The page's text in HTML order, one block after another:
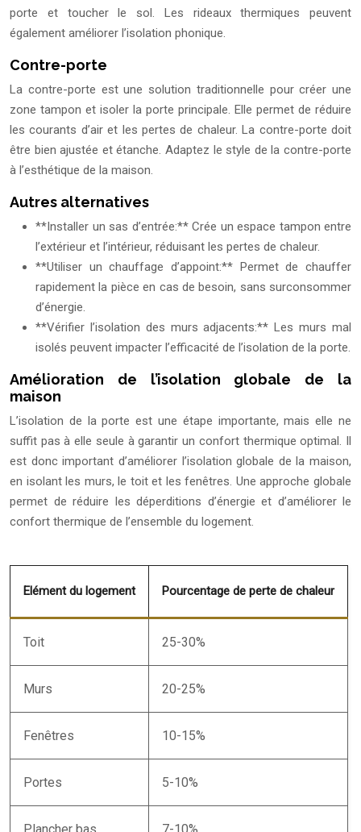
porte et toucher le sol. Les rideaux thermiques peuvent
également améliorer l’isolation phonique.
Contre-porte
La contre-porte est une solution traditionnelle pour créer une
zone tampon et isoler la porte principale. Elle permet de réduire
les courants d’air et les pertes de chaleur. La contre-porte doit
être bien ajustée et étanche. Adaptez le style de la contre-porte
à l’esthétique de la maison.
Autres alternatives
**Installer un sas d’entrée:** Crée un espace tampon entre
l’extérieur et l’intérieur, réduisant les pertes de chaleur.
**Utiliser un chauffage d’appoint:** Permet de chauffer
rapidement la pièce en cas de besoin, sans surconsommer
d’énergie.
**Vérifier l’isolation des murs adjacents:** Les murs mal
isolés peuvent impacter l’efficacité de l’isolation de la porte.
Amélioration de l’isolation globale de la
maison
L’isolation de la porte est une étape importante, mais elle ne
suffit pas à elle seule à garantir un confort thermique optimal. Il
est donc important d’améliorer l’isolation globale de la maison,
en isolant les murs, le toit et les fenêtres. Une approche globale
permet de réduire les déperditions d’énergie et d’améliorer le
confort thermique de l’ensemble du logement.
Elément du logement Pourcentage de perte de chaleur
Toit 25-30%
Murs 20-25%
Fenêtres 10-15%
Portes 5-10%
Plancher bas 7-10%